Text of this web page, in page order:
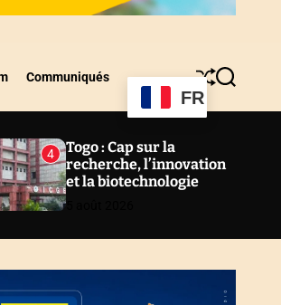
Communiqués
FR
h
e
S
a
h
4
Togo : Cap sur la
recherche, l’innovation
et la biotechnologie
5 août 2026